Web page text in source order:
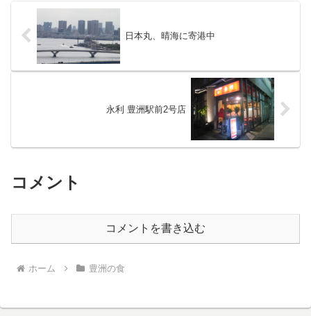
グを逃していたので楽しみです。
お肉は、話題の究極の一本カル
ビ...
日本丸、晴海に寄港中
永利 豊洲駅前2号店
コメント
コメントを書き込む
ホーム 豊洲の食